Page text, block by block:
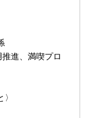
進、満喫プロ